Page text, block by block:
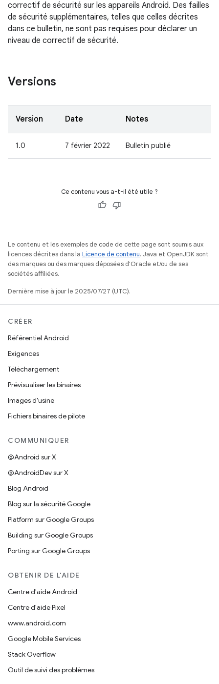
correctif de sécurité sur les appareils Android. Des failles
de sécurité supplémentaires, telles que celles décrites
dans ce bulletin, ne sont pas requises pour déclarer un
niveau de correctif de sécurité.
Versions
Version Date Notes
1.0 7 février 2022 Bulletin publié
Ce contenu vous a-t-il été utile ?
Le contenu et les exemples de code de cette page sont soumis aux
licences décrites dans la Licence de contenu. Java et OpenJDK sont
des marques ou des marques déposées d'Oracle et/ou de ses
sociétés affiliées.
Dernière mise à jour le 2025/07/27 (UTC).
CRÉER
Référentiel Android
Exigences
Téléchargement
Prévisualiser les binaires
Images d'usine
Fichiers binaires de pilote
COMMUNIQUER
@Android sur X
@AndroidDev sur X
Blog Android
Blog sur la sécurité Google
Platform sur Google Groups
Building sur Google Groups
Porting sur Google Groups
OBTENIR DE L'AIDE
Centre d'aide Android
Centre d'aide Pixel
www.android.com
Google Mobile Services
Stack Overflow
Outil de suivi des problèmes